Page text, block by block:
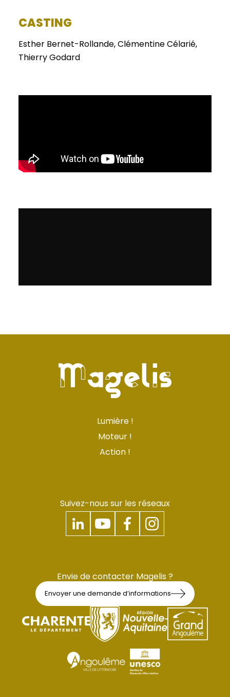
CASTING
Esther Bernet-Rollande, Clémentine Célarié,
Thierry Godard
Lumière !
Moteur !
Action !
Suivez-nous sur les réseaux
Envie de contacter Magelis ?
Envoyer une demande d’informations